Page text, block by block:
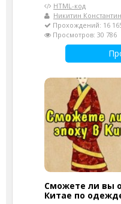
HTML-код
Никитин Константин
Прохождений: 16
Просмотров: 30 786
Сможете ли вы
Китае по